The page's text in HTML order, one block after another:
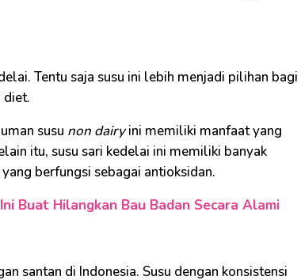
Tentu saja susu ini lebih menjadi pilihan bagi
diet.
susu non dairyini memiliki manfaat yang
itu, susu sari kedelai ini memiliki banyak
berfungsi sebagai antioksidan.
Buat Hilangkan Bau Badan Secara Alami
santan di Indonesia. Susu dengan konsistensi